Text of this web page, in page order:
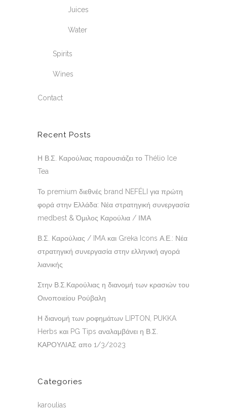
Juices
Water
Spirits
Wines
Contact
Recent Posts
Η Β.Σ. Καρούλιας παρουσιάζει το Thélio Ice
Tea
Το premium διεθνές brand NEFÉLI για πρώτη
φορά στην Ελλάδα: Νέα στρατηγική συνεργασία
medbest & Όμιλος Καρούλια / ΙΜΑ
Β.Σ. Καρούλιας / IMA και Greka Icons Α.Ε.: Νέα
στρατηγική συνεργασία στην ελληνική αγορά
λιανικής
Στην Β.Σ.Καρούλιας η διανομή των κρασιών του
Οινοποιείου Ρούβαλη
Η διανομή των ροφημάτων LIPTON, PUKKA
Herbs και PG Tips αναλαμβάνει η Β.Σ.
ΚΑΡΟΥΛΙΑΣ απο 1/3/2023
Categories
karoulias